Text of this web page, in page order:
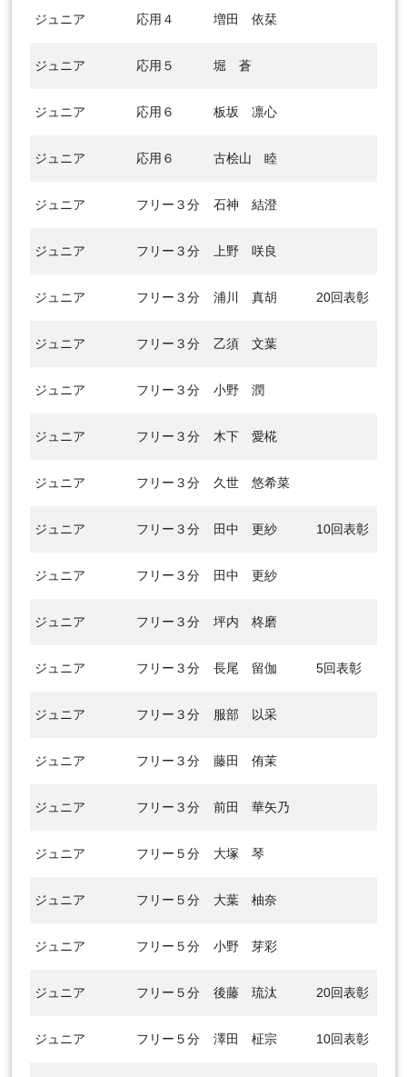
ジュニア 応用４ 増田 依栞
ジュニア 応用５ 堀 蒼
ジュニア 応用６ 板坂 凛心
ジュニア 応用６ 古桧山 睦
ジュニア フリー３分 石神 結澄
ジュニア フリー３分 上野 咲良
ジュニア フリー３分 浦川 真胡 20回表彰
ジュニア フリー３分 乙須 文葉
ジュニア フリー３分 小野 潤
ジュニア フリー３分 木下 愛椛
ジュニア フリー３分 久世 悠希菜
ジュニア フリー３分 田中 更紗 10回表彰
ジュニア フリー３分 田中 更紗
ジュニア フリー３分 坪内 柊磨
ジュニア フリー３分 長尾 留伽 5回表彰
ジュニア フリー３分 服部 以采
ジュニア フリー３分 藤田 侑茉
ジュニア フリー３分 前田 華矢乃
ジュニア フリー５分 大塚 琴
ジュニア フリー５分 大葉 柚奈
ジュニア フリー５分 小野 芽彩
ジュニア フリー５分 後藤 琉汰 20回表彰
ジュニア フリー５分 澤田 柾宗 10回表彰